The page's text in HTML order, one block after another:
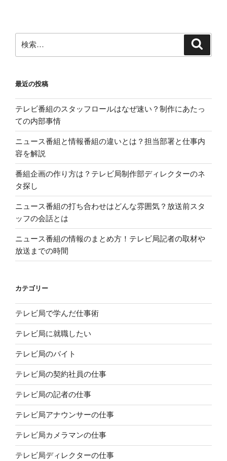
索:
最近の投稿
テレビ番組のスタッフロールはなぜ速い？制作にあたっ
ての内部事情
ニュース番組と情報番組の違いとは？担当部署と仕事内
容を解説
番組企画の作り方は？テレビ局制作部ディレクターのネ
タ探し
ニュース番組の打ち合わせはどんな雰囲気？放送前スタ
ッフの会話とは
ニュース番組の情報のまとめ方！テレビ局記者の取材や
放送までの時間
カテゴリー
テレビ局で学んだ仕事術
テレビ局に就職したい
テレビ局のバイト
テレビ局の契約社員の仕事
テレビ局の記者の仕事
テレビ局アナウンサーの仕事
テレビ局カメラマンの仕事
テレビ局ディレクターの仕事